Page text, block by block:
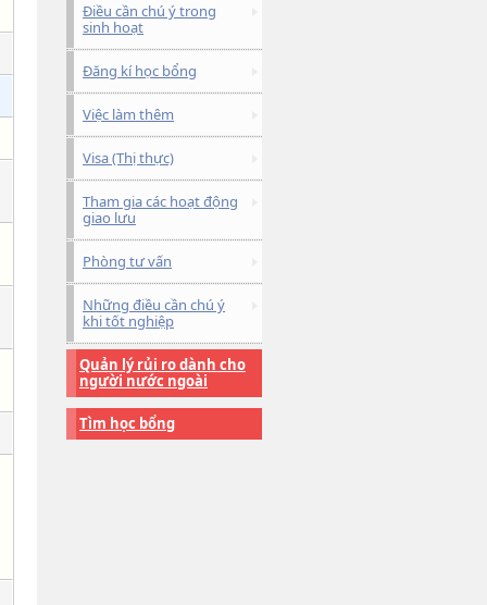
Điều cần chú ý trong
sinh hoạt
Đăng kí học bổng
Việc làm thêm
Visa (Thị thực)
Tham gia các hoạt động
giao lưu
Phòng tư vấn
Những điều cần chú ý
khi tốt nghiệp
Quản lý rủi ro dành cho
người nước ngoài
Tìm học bổng